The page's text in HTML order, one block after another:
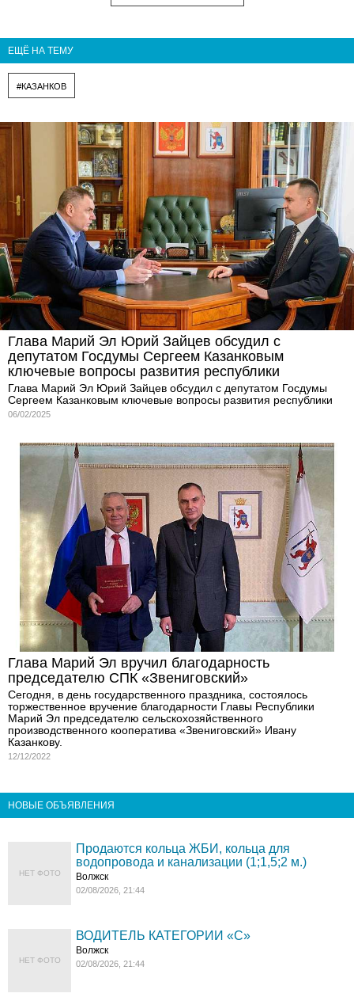
ЕЩЁ НА ТЕМУ
#КАЗАНКОВ
Глава Марий Эл Юрий Зайцев обсудил с
депутатом Госдумы Сергеем Казанковым
ключевые вопросы развития республики
Глава Марий Эл Юрий Зайцев обсудил с депутатом Госдумы
Сергеем Казанковым ключевые вопросы развития республики
06/02/2025
Глава Марий Эл вручил благодарность
председателю СПК «Звениговский»
Сегодня, в день государственного праздника, состоялось
торжественное вручение благодарности Главы Республики
Марий Эл председателю сельскохозяйственного
производственного кооператива «Звениговский» Ивану
Казанкову.
12/12/2022
НОВЫЕ ОБЪЯВЛЕНИЯ
НЕТ ФОТО
Продаются кольца ЖБИ, кольца для
водопровода и канализации (1;1,5;2 м.)
Волжск
02/08/2026, 21:44
НЕТ ФОТО
ВОДИТЕЛЬ КАТЕГОРИИ «C»
Волжск
02/08/2026, 21:44